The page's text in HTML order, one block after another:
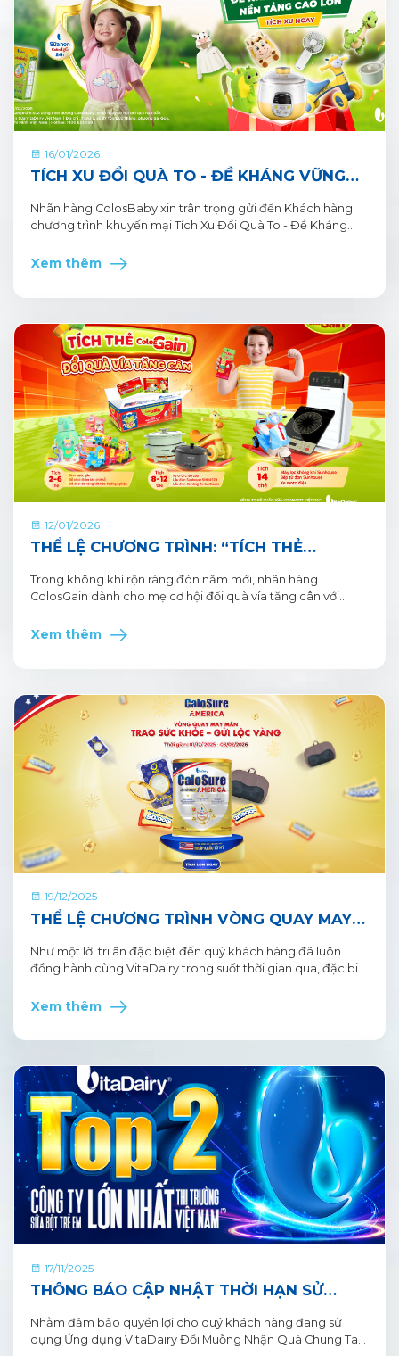
16/01/2026
TÍCH XU ĐỔI QUÀ TO - ĐỀ KHÁNG VỮNG
VÀNG, NỀN TẢNG CAO LỚN CÙNG SỮA BỘT
PHA SẴN COLOSBABY
Nhãn hàng ColosBaby xin trân trọng gửi đến Khách hàng
chương trình khuyến mại Tích Xu Đổi Quà To - Đề Kháng
khuyến mại dành cho Khách hàng trên ứng dụng VitaDairy
Xem thêm
12/01/2026
THỂ LỆ CHƯƠNG TRÌNH: “TÍCH THẺ
Trong không khí rộn ràng đón năm mới, nhãn hàng
ColosGain dành cho mẹ cơ hội đổi quà vía tăng cân với
gia ngay mẹ nhé. Chi tiết chương trình như sau:
Xem thêm
19/12/2025
THỂ LỆ CHƯƠNG TRÌNH VÒNG QUAY MAY
Như một lời tri ân đặc biệt đến quý khách hàng đã luôn
đồng hành cùng VitaDairy trong suốt thời gian qua, đặc biệt
Trao gửi Sức khỏe – Gửi Lộc Vàng mang đến cơ hội sở hữu
Xem thêm
17/11/2025
THÔNG BÁO CẬP NHẬT THỜI HẠN SỬ
Nhằm đảm bảo quyền lợi cho quý khách hàng đang sử
dụng Ứng dụng VitaDairy Đổi Muỗng Nhận Quà Chung Tay